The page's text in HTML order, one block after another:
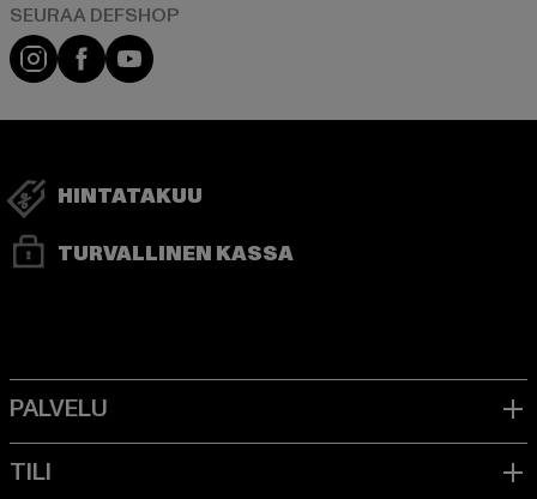
Visit our Instagram page:
Visit our Facebook page:
Visit our YouTube channel:
HINTATAKUU
TURVALLINEN KASSA